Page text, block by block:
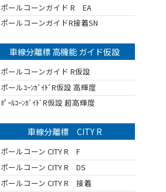
ポールコーンガイド R EA
ポールコーンガイドR接着SN
車線分離標 高機能 ガイド仮設
ポールコーンガイド R仮設
ポールｺｰﾝｶﾞｲﾄﾞR仮設 高輝度
ﾎﾟｰﾙｺｰﾝｶﾞｲﾄﾞR仮設 超高輝度
車線分離標 CITY R
ポールコーン CITY R F
ポールコーン CITY R DS
ポールコーン CITY R 接着